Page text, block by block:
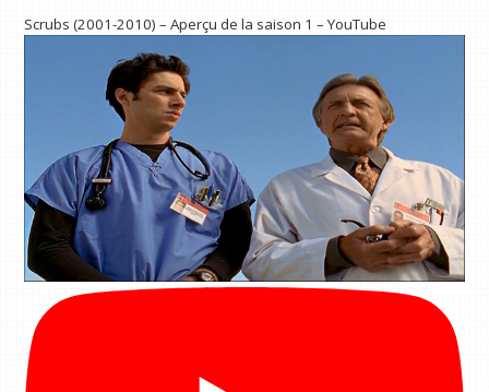
Scrubs (2001-2010) – Aperçu de la saison 1 – YouTube